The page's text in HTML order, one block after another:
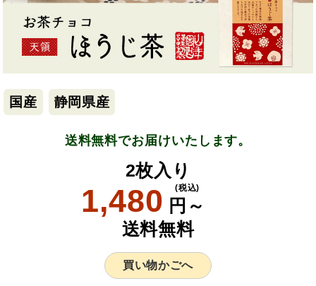
国産 静岡県産
送料無料でお届けいたします。
2枚入り
1,480 円～
(税込)
送料無料
買い物かごへ